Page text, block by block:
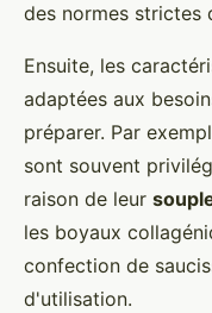
des normes strictes
Ensuite, les
adaptées aux
préparer. Par
sont souvent
raison de leur
les boyaux
confection de
d'utilisation.